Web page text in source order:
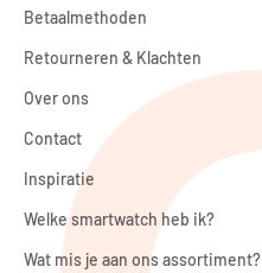
Betaalmethoden
Retourneren & Klachten
Over ons
Contact
Inspiratie
Welke smartwatch heb ik?
Wat mis je aan ons assortiment?